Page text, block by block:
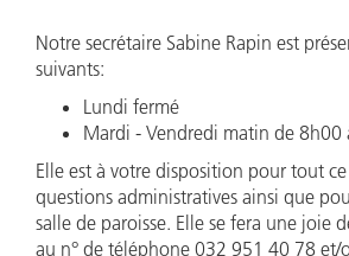
Notre secrétaire Sabine Rapin est
suivants:
Lundi fermé
Mardi - Vendredi matin de 8h00
Elle est à votre disposition pour tout
questions administratives ainsi que
salle de paroisse. Elle se fera une joie
au n° de téléphone 032 951 40 78 et/